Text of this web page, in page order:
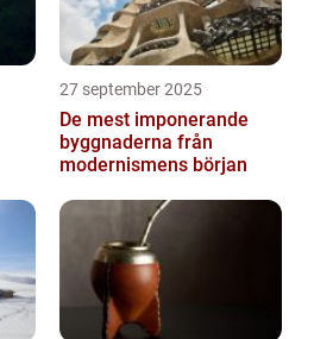
27 september 2025
De mest imponerande
byggnaderna från
modernismens början